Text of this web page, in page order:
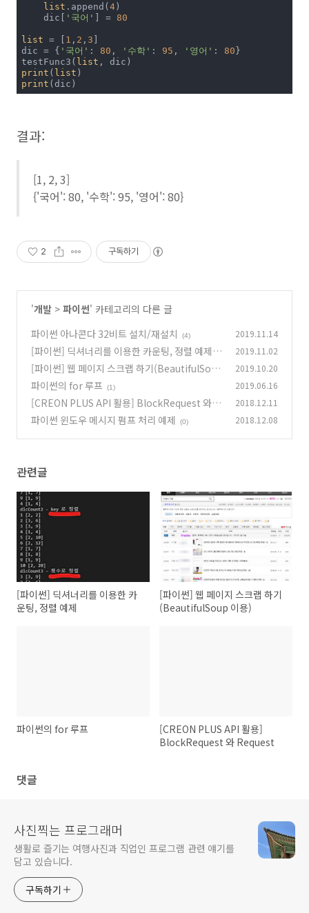
list .append(4)
    dic[
'국어' ] = 80
list = [ 1 , 2 , 3 ]
dic = { '국어' : 80 , '수학' : 95 , '영어' : 80}
testFunc3( list
print ( list
print (dic)
결과:
[1, 2, 3]
{'국어': 80, '수학': 95, '영어': 80}
2 구독하기
'개발 > 파이썬' 카테고리의 다른 글
파이썬 아나콘다 32비트 설치/재설치
(4) 2019.11.14
[파이썬] 딕셔너리를 이용한 카운팅, 정렬 예제
(2)
2019.11.02
[파이썬] 웹 페이지 스크랩 하기(BeautifulSoup
이용)
(2)
2019.10.20
파이썬의 for 루프 (1) 2019.06.16
[CREON PLUS API 활용] BlockRequest 와 R
equest
(362)
2018.12.11
파이썬 윈도우 메시지 펌프 처리 예제 (0) 2018.12.08
관련글
[파이썬] 딕셔너리를 이용한 카
운팅, 정렬 예제
[파이썬] 웹 페이지 스크랩 하기
(BeautifulSoup 이용)
파이썬의 for 루프
[CREON PLUS API 활용]
BlockRequest 와 Request
댓글
사진찍는 프로그래머
생활로 즐기는 여행사진과 직업인 프로그램 관련 얘기를
담고 있습니다.
구독하기